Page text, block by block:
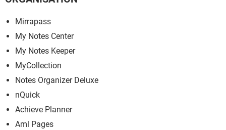
Mirrapass
My Notes Center
My Notes Keeper
MyCollection
Notes Organizer Deluxe
nQuick
Achieve Planner
Aml Pages